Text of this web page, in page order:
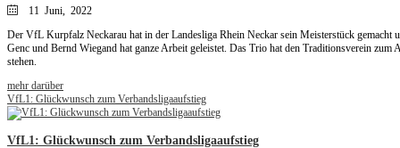
11 Juni, 2022
Der VfL Kurpfalz Neckarau hat in der Landesliga Rhein Neckar sein Meisterstück gemacht
Genc und Bernd Wiegand hat ganze Arbeit geleistet. Das Trio hat den Traditionsverein
stehen.
mehr darüber
VfL1: Glückwunsch zum Verbandsligaaufstieg
VfL1: Glückwunsch zum Verbandsligaaufstieg